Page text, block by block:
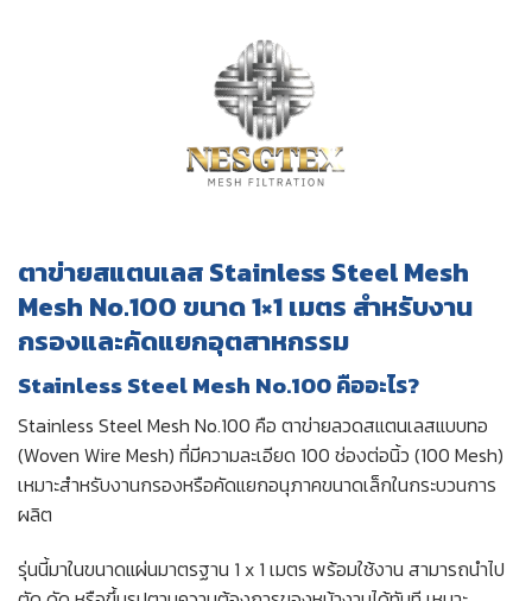
ตาข่ายสแตนเลส Stainless Steel Mesh
Mesh No.100 ขนาด 1×1 เมตร สำหรับงาน
กรองและคัดแยกอุตสาหกรรม
Stainless Steel Mesh No.100 คืออะไร?
Stainless Steel Mesh No.100 คือ ตาข่ายลวดสแตนเลสแบบทอ
(Woven Wire Mesh) ที่มีความละเอียด 100 ช่องต่อนิ้ว (100 Mesh)
เหมาะสำหรับงานกรองหรือคัดแยกอนุภาคขนาดเล็กในกระบวนการ
ผลิต
รุ่นนี้มาในขนาดแผ่นมาตรฐาน 1 x 1 เมตร พร้อมใช้งาน สามารถนำไป